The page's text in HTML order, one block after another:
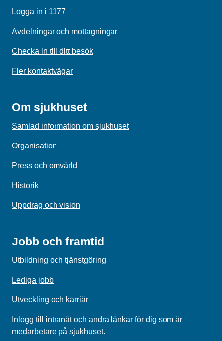
Logga in i 1177
Avdelningar och mottagningar
Checka in till ditt besök
Fler kontaktvägar
Om sjukhuset
Samlad information om sjukhuset
Organisation
Press och omvärld
Historik
Uppdrag och vision
Jobb och framtid
Utbildning och tjänstgöring
Lediga jobb
Utveckling och karriär
Inlogg till intranät och andra länkar för dig som är
medarbetare på sjukhuset.